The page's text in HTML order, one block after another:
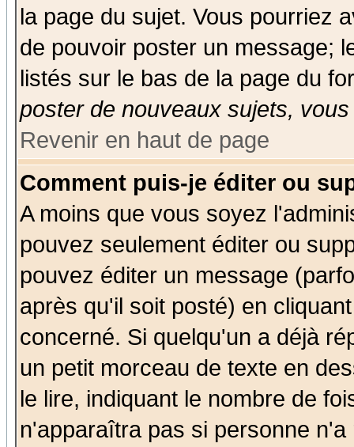
la page du sujet. Vous pourriez
de pouvoir poster un message;
listés sur le bas de la page du
poster de nouveaux sujets,
Revenir en haut de page
Comment puis-je éditer ou
A moins que vous soyez
pouvez seulement éditer ou
pouvez éditer un message
après qu'il soit posté) en
concerné. Si quelqu'un a déjà
un petit morceau de texte en
le lire, indiquant le nombre de
n'apparaîtra pas si personne